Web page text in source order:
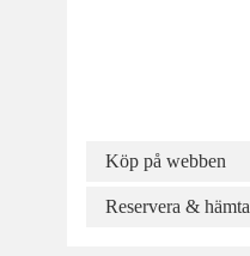
Köp på webben
Reservera & hämta